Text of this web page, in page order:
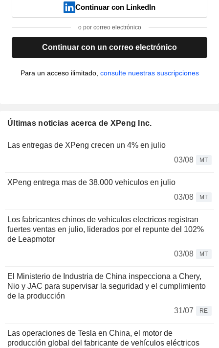
Continuar con LinkedIn
o por correo electrónico
Continuar con un correo electrónico
Para un acceso ilimitado, consulte nuestras suscripciones
Últimas noticias acerca de XPeng Inc.
Las entregas de XPeng crecen un 4% en julio
03/08
MT
XPeng entrega mas de 38.000 vehiculos en julio
03/08
MT
Los fabricantes chinos de vehiculos electricos registran
fuertes ventas en julio, liderados por el repunte del 102%
de Leapmotor
03/08
MT
El Ministerio de Industria de China inspecciona a Chery,
Nio y JAC para supervisar la seguridad y el cumplimiento
de la producción
31/07
RE
Las operaciones de Tesla en China, el motor de
producción global del fabricante de vehículos eléctricos